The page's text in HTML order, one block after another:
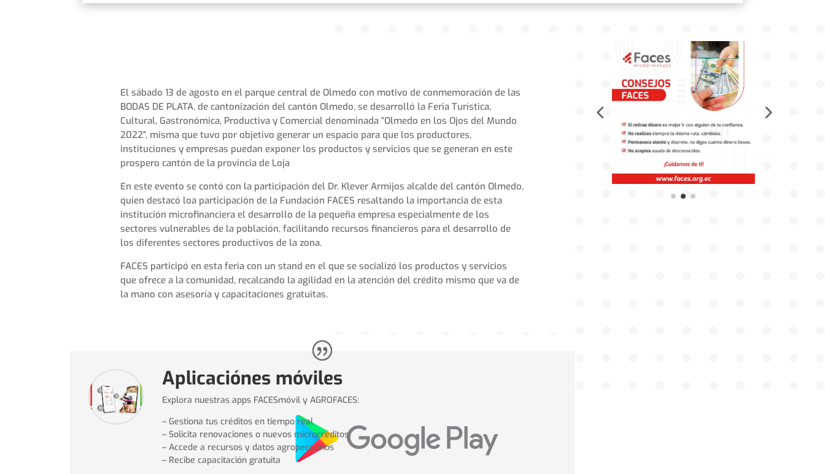
El sábado 13 de agosto en el parque central de Olmedo con motivo de conmemoración de las
BODAS DE PLATA. de cantonización del cantón Olmedo, se desarrolló la Feria Turística,
Cultural, Gastronómica, Productiva y Comercial denominada “Olmedo en los Ojos del Mundo
2022”, misma que tuvo por objetivo generar un espacio para que los productores,
instituciones y empresas puedan exponer los productos y servicios que se generan en este
prospero cantón de la provincia de Loja
En este evento se contó con la participación del Dr. Klever Armijos alcalde del cantón Olmedo,
quien destacó loa participación de la Fundación FACES resaltando la importancia de esta
institución microfinanciera el desarrollo de la pequeña empresa especialmente de los
sectores vulnerables de la población, facilitando recursos financieros para el desarrollo de
los diferentes sectores productivos de la zona.
FACES participó en esta feria con un stand en el que se socializó los productos y servicios
que ofrece a la comunidad, recalcando la agilidad en la atención del crédito mismo que va de
la mano con asesoría y capacitaciones gratuitas.
Aplicaciónes móviles
Explora nuestras apps FACESmóvil y AGROFACES:
– Gestiona tus créditos en tiempo real
– Solicita renovaciones o nuevos microcréditos
– Accede a recursos y datos agropecuarios
– Recibe capacitación gratuita